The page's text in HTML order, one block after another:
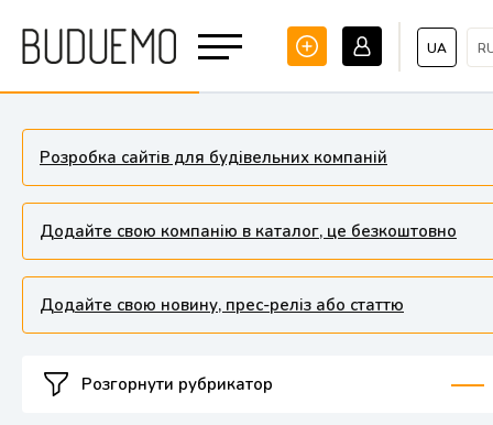
UA
Розробка сайтів для будівельних компаній
Додайте свою компанію в каталог, це безкоштовно
Додайте свою новину, прес-реліз або статтю
Розгорнути рубрикатор